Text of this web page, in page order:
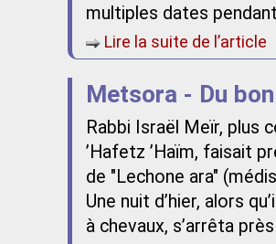
multiples dates
Lire la suite de l’article
Metsora - Du
Rabbi Israël Meïr, plus
’Hafetz ’Haïm, faisait
de "Lechone ara"
Une nuit d’hier, alors
à chevaux, s’arrêta